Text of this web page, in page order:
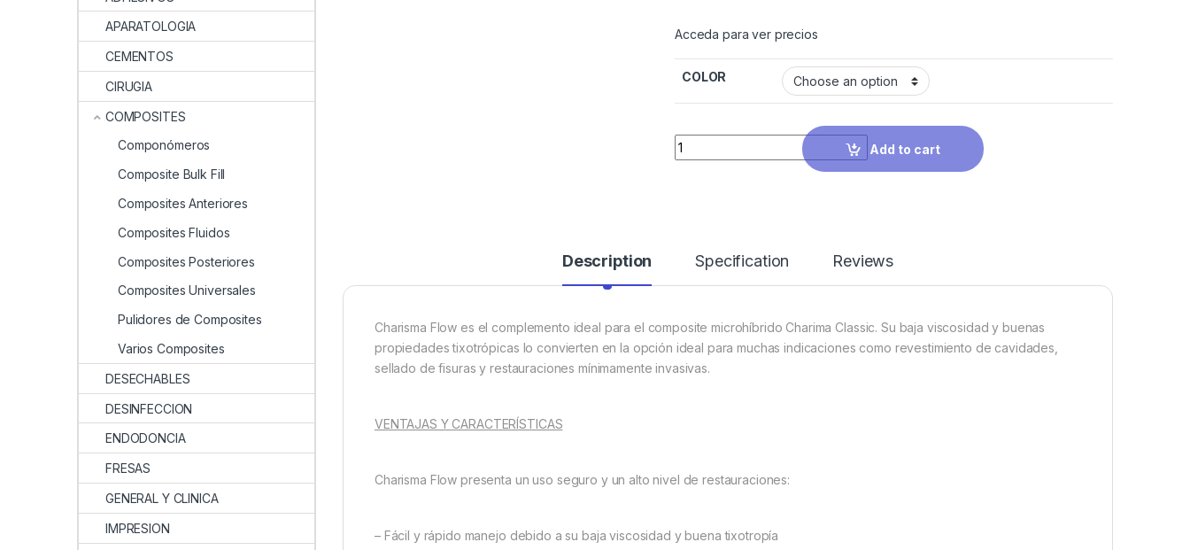
Acceda para ver precios
COLOR
Quantity
Add to cart
Description Specification Reviews
Charisma Flow es el complemento ideal para el composite microhíbrido Charima Classic. Su baja viscosidad y buenas
propiedades tixotrópicas lo convierten en la opción ideal para muchas indicaciones como revestimiento de cavidades,
sellado de fisuras y restauraciones mínimamente invasivas.
VENTAJAS Y CARACTERÍSTICAS
Charisma Flow presenta un uso seguro y un alto nivel de restauraciones:
– Fácil y rápido manejo debido a su baja viscosidad y buena tixotropía
APARATOLOGIA
CEMENTOS
CIRUGIA
COMPOSITES
Componómeros
Composite Bulk Fill
Composites Anteriores
Composites Fluidos
Composites Posteriores
Composites Universales
Pulidores de Composites
Varios Composites
DESECHABLES
DESINFECCION
ENDODONCIA
FRESAS
GENERAL Y CLINICA
IMPRESION